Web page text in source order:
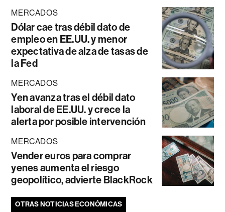
MERCADOS
Dólar cae tras débil dato de
empleo en EE.UU. y menor
expectativa de alza de tasas de
la Fed
MERCADOS
Yen avanza tras el débil dato
laboral de EE.UU. y crece la
alerta por posible intervención
MERCADOS
Vender euros para comprar
yenes aumenta el riesgo
geopolítico, advierte BlackRock
OTRAS NOTICIAS ECONÓMICAS